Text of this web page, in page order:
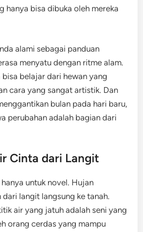
hanya bisa dibuka oleh mereka
alami sebagai panduan
menyatu dengan ritme alam.
bisa belajar dari hewan yang
cara yang sangat artistik. Dan
bulan pada hari baru,
perubahan adalah bagian dari
Cinta dari Langit
untuk novel. Hujan
dari langit langsung ke tanah.
air yang jatuh adalah seni yang
orang cerdas yang mampu